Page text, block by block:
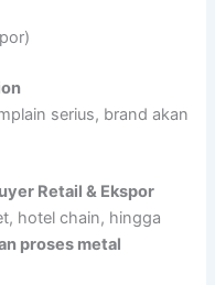
serius, brand akan
Retail & Ekspor
hotel chain, hingga
proses metal